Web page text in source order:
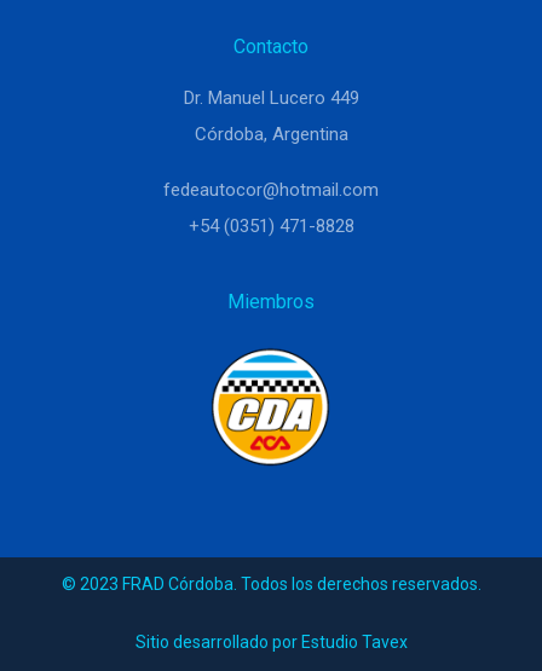
Contacto
Dr. Manuel Lucero 449
Córdoba, Argentina
fedeautocor@hotmail.com
+54 (0351) 471-8828
Miembros
© 2023 FRAD Córdoba. Todos los derechos reservados.
Sitio desarrollado por Estudio Tavex